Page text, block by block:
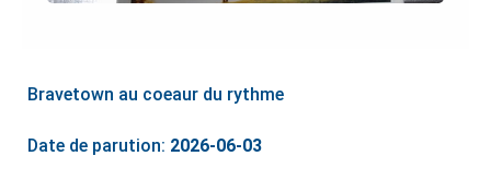
Bravetown au coeaur du rythme
Date de parution: 2026-06-03